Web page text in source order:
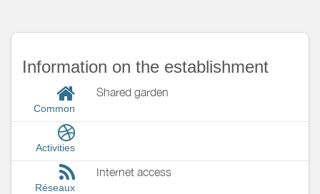
Information on the establishment
Common
Shared garden
Activities
Réseaux
Internet access